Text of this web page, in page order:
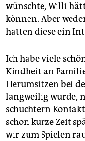
wünschte, Willi
können. Aber
hatten diese ein
Ich habe viele
Kindheit an
Herumsitzen bei
langweilig wurde,
schüchtern
schon kurze Zeit
wir zum Spielen